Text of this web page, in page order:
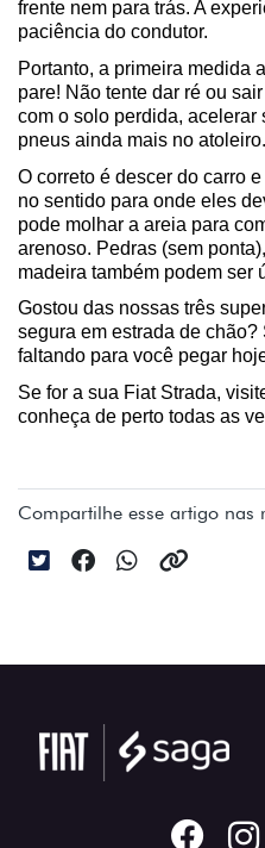
frente nem para trás. A
paciência do condutor.
Portanto, a primeira medida
pare! Não tente dar ré ou
com o solo perdida, acelerar
pneus ainda mais no atoleiro.
O correto é descer do carro
no sentido para onde eles
pode molhar a areia para
arenoso. Pedras (sem
madeira também podem ser
Gostou das nossas três
segura em estrada de chão?
faltando para você pegar
Se for a sua Fiat Strada,
conheça de perto todas as
Compartilhe esse artigo nas